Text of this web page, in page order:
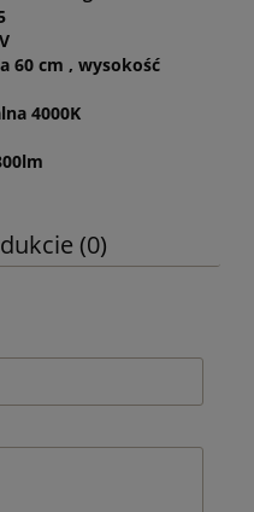
60 cm , wysokość
4000K
(0)